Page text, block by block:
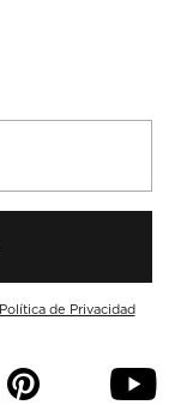
Política de Privacidad
p y